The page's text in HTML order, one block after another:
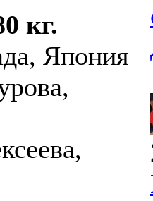
кг.
Япония